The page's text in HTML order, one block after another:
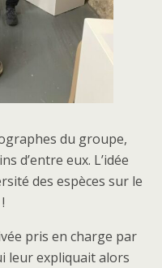
du groupe,
d’entre eux. L’idée
des espèces sur le
pris en charge par
leur expliquait alors